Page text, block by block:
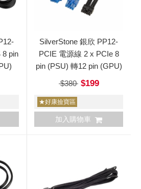
8 pin
SilverStone 銀欣 PP12-
PCIE 電源線 2 x PCIe 8
pin (PSU) 轉12 pin (GPU)
$380$199
★好康撿寶區
加入購物車